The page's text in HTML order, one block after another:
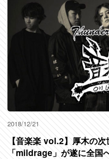
2018/12/21
【音楽楽 vol.2】厚木の
「mildrage」が遂に全国